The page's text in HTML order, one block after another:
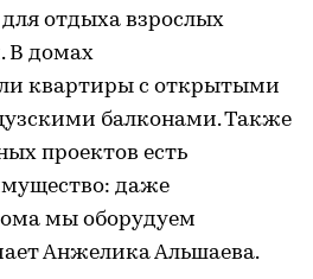
отдыха взрослых
В домах
квартиры с открытыми
балконами. Также
проектов есть
даже
мы оборудуем
Анжелика Альшаева.